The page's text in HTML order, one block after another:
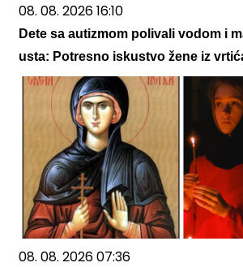
08. 08. 2026 16:10
Dete sa autizmom polivali vodom i
usta: Potresno iskustvo žene iz
08. 08. 2026 07:36